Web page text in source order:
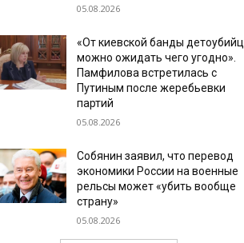
05.08.2026
«От киевской банды детоубийц
можно ожидать чего угодно».
Памфилова встретилась с
Путиным после жеребьевки
партий
05.08.2026
Собянин заявил, что перевод
экономики России на военные
рельсы может «убить вообще
страну»
05.08.2026